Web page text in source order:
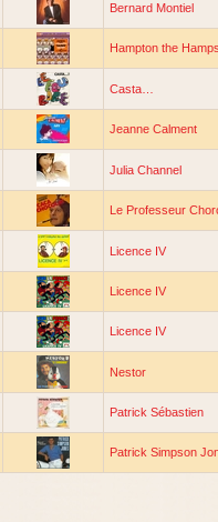
Bernard Montiel
Hampton the
Casta…
Jeanne Calment
Julia Channel
Le Professeur
Licence IV
Licence IV
Licence IV
Nestor
Patrick Sébastien
Patrick Simpson